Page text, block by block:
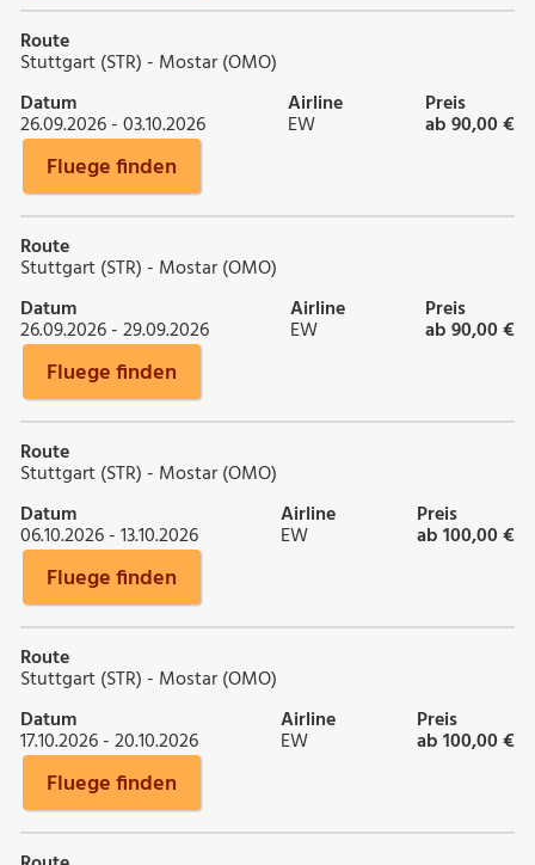
Route
Stuttgart (STR) - Mostar (OMO)
Datum
26.09.2026 - 03.10.2026
Airline
EW
Preis
ab 90,00 €
Fluege finden
Route
Stuttgart (STR) - Mostar (OMO)
Datum
26.09.2026 - 29.09.2026
Airline
EW
Preis
ab 90,00 €
Fluege finden
Route
Stuttgart (STR) - Mostar (OMO)
Datum
06.10.2026 - 13.10.2026
Airline
EW
Preis
ab 100,00 €
Fluege finden
Route
Stuttgart (STR) - Mostar (OMO)
Datum
17.10.2026 - 20.10.2026
Airline
EW
Preis
ab 100,00 €
Fluege finden